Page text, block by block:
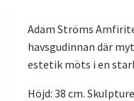
Adam Ströms
havsgudinnan där
estetik möts i en
Höjd: 38 cm.